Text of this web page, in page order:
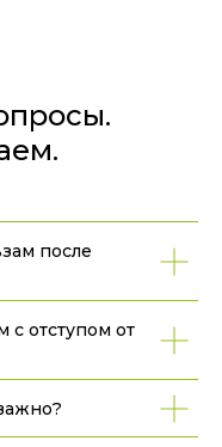
после
с отступом от